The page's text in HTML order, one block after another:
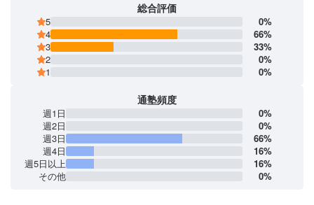
総合評価
5
0%
4
66%
3
33%
2
0%
1
0%
通塾頻度
週1日
0%
週2日
0%
週3日
66%
週4日
16%
週5日以上
16%
その他
0%